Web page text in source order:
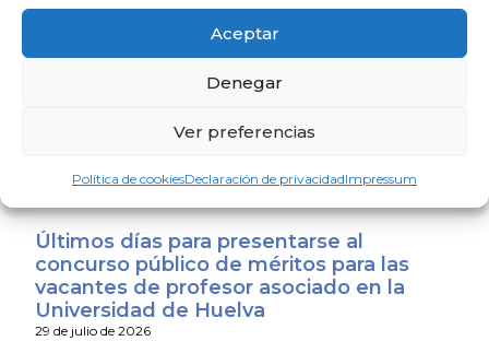
Aceptar
Denegar
Ver preferencias
Política de cookiesDeclaración de privacidadImpressum
31 de julio de 2026
El Consejo Andaluz de Colegios de
profesionales sanitarios de Ceuta y
Últimos días para presentarse al
concurso público de méritos para las
vacantes de profesor asociado en la
Universidad de Huelva
29 de julio de 2026